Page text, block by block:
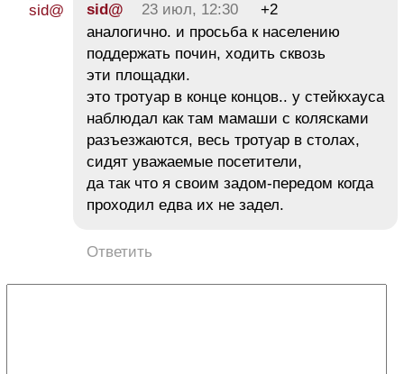
sid@ 23 июл, 12:30
+2
аналогично. и просьба к населению
поддержать почин, ходить сквозь
эти площадки.
это тротуар в конце концов.. у стейкхауса
наблюдал как там мамаши с колясками
разъезжаются, весь тротуар в столах,
сидят уважаемые посетители,
да так что я своим задом-передом когда
проходил едва их не задел.
Ответить